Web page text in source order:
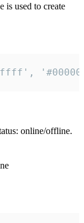
is used to create
online/offline.